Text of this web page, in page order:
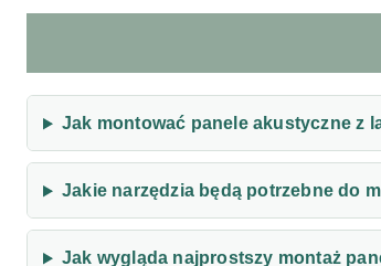
Jak montować panele akustyczne z
Jakie narzędzia będą potrzebne do
Jak wygląda najprostszy montaż